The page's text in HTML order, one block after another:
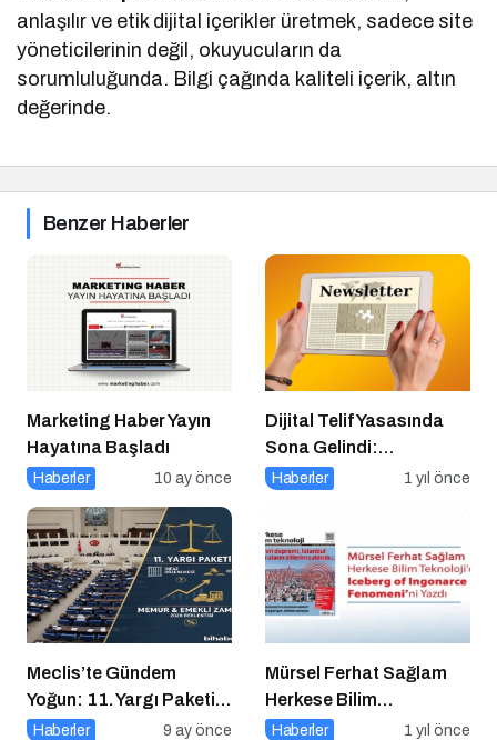
anlaşılır ve etik dijital içerikler üretmek, sadece site
yöneticilerinin değil, okuyucuların da
sorumluluğunda. Bilgi çağında kaliteli içerik, altın
değerinde.
Benzer Haberler
Marketing Haber Yayın
Hayatına Başladı
Haberler 10 ay önce
Dijital Telif Yasasında
Sona Gelindi:
Yayıncılara Haziran
Haberler 1 yıl önce
Meclis’te Gündem
Yoğun: 11. Yargı Paketi
ve Memur Zammında
Haberler 9 ay önce
Mürsel Ferhat Sağlam
Herkese Bilim
Teknoloji’de “Iceberg of
Haberler 1 yıl önce